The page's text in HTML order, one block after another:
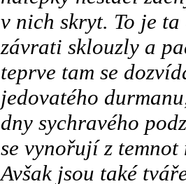
v nich skryt. To je
závrati sklouzly a
teprve tam se
jedovatého
dny sychravého
se vynořují z
Avšak jsou také